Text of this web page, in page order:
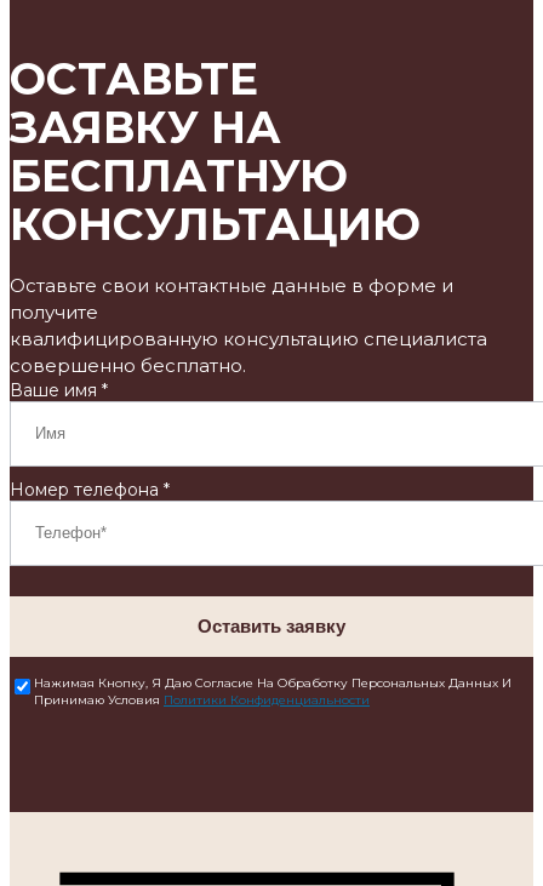
ОСТАВЬТЕ
ЗАЯВКУ НА
БЕСПЛАТНУЮ
КОНСУЛЬТАЦИЮ
Оставьте свои контактные данные в форме и
получите
квалифицированную консультацию специалиста
совершенно бесплатно.
Ваше имя *
Номер телефона *
Оставить заявку
Нажимая Кнопку, Я Даю Согласие На Обработку Персональных Данных И
Принимаю Условия Политики Конфиденциальности